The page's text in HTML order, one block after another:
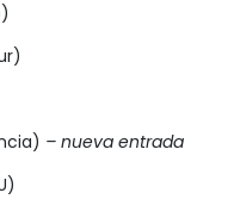
– nueva entrada